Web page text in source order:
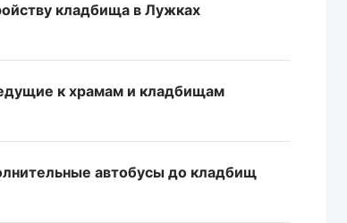
кладбища в Лужках
к храмам и кладбищам
автобусы до кладбищ